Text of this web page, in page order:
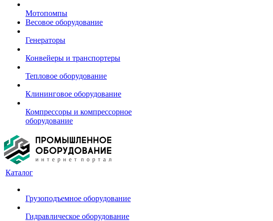
Мотопомпы
Весовое оборудование
Генераторы
Конвейеры и транспортеры
Тепловое оборудование
Клининговое оборудование
Компрессоры и компрессорное
оборудование
Каталог
Грузоподъемное оборудование
Гидравлическое оборудование